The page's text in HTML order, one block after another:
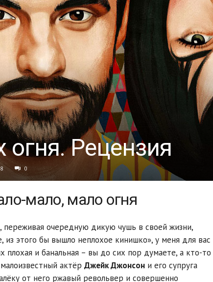
огня. Рецензия
0
мало, мало огня
переживая очередную дикую чушь в своей жизни,
из этого бы вышло неплохое кинишко», у меня для вас
плохая и банальная – вы до сих пор думаете, а кто-то
актёр Джейк Джонсони его супруга
от него ржавый револьвер и совершенно